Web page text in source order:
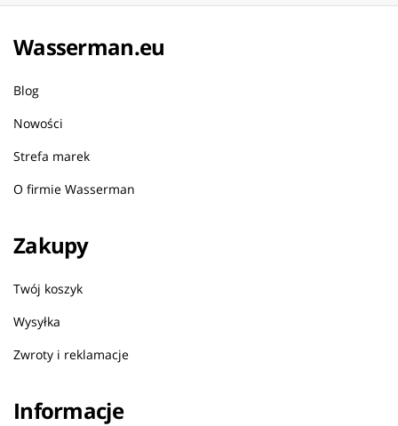
Wasserman.eu
Blog
Nowości
Strefa marek
O firmie Wasserman
Zakupy
Twój koszyk
Wysyłka
Zwroty i reklamacje
Informacje